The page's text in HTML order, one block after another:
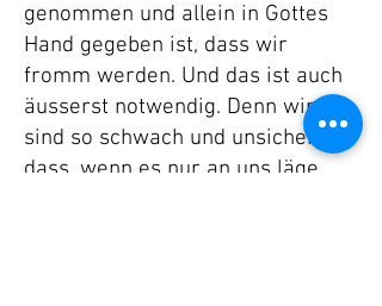
genommen und allein in Gottes
Hand gegeben ist, dass wir
fromm werden. Und das ist auch
äusserst notwendig. Denn wir
sind so schwach und unsicher,
dass, wenn es nur an uns läge,